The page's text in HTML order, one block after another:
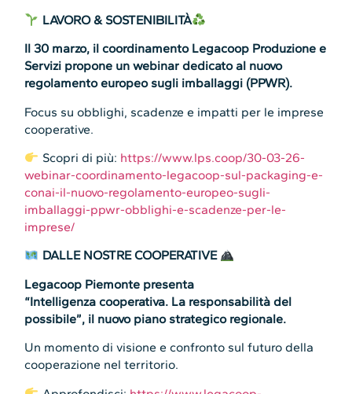
LAVORO & SOSTENIBILITÀ
Il 30 marzo, il coordinamento Legacoop Produzione e
Servizi propone un webinar dedicato al nuovo
regolamento europeo sugli imballaggi (PPWR).
Focus su obblighi, scadenze e impatti per le imprese
cooperative.
Scopri di più: https://www.lps.coop/30-03-26-
webinar-coordinamento-legacoop-sul-packaging-e-
conai-il-nuovo-regolamento-europeo-sugli-
imballaggi-ppwr-obblighi-e-scadenze-per-le-
imprese/
DALLE NOSTRE COOPERATIVE
Legacoop Piemonte presenta
“Intelligenza cooperativa. La responsabilità del
possibile”, il nuovo piano strategico regionale.
Un momento di visione e confronto sul futuro della
cooperazione nel territorio.